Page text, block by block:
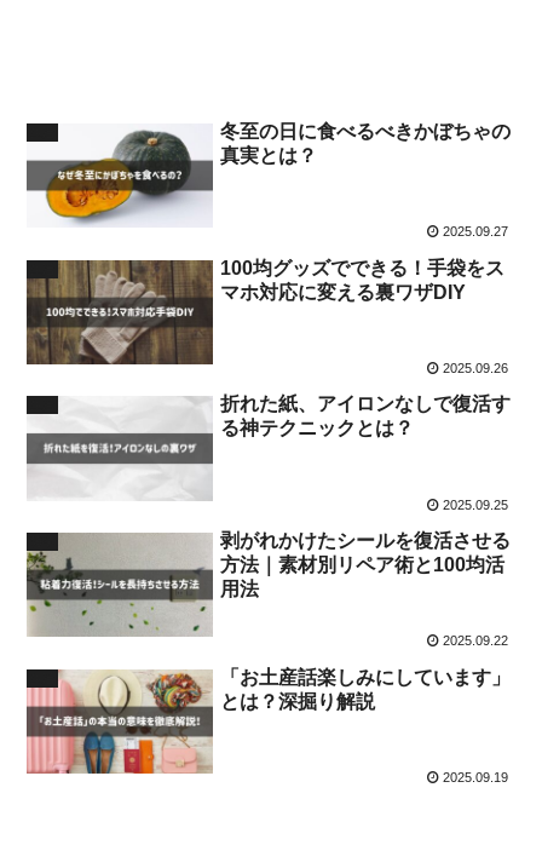
冬至の日に食べるべきかぼちゃの
真実とは？
2025.09.27
100均グッズでできる！手袋をス
マホ対応に変える裏ワザDIY
2025.09.26
折れた紙、アイロンなしで復活す
る神テクニックとは？
2025.09.25
剥がれかけたシールを復活させる
方法｜素材別リペア術と100均活
用法
2025.09.22
「お土産話楽しみにしています」
とは？深掘り解説
2025.09.19